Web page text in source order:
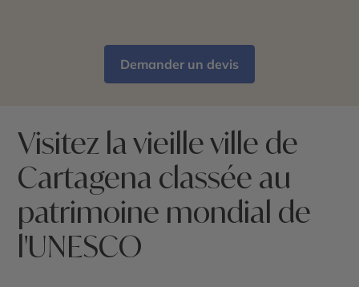
Demander un devis
Visitez la vieille ville de
Cartagena classée au
patrimoine mondial de
l'UNESCO